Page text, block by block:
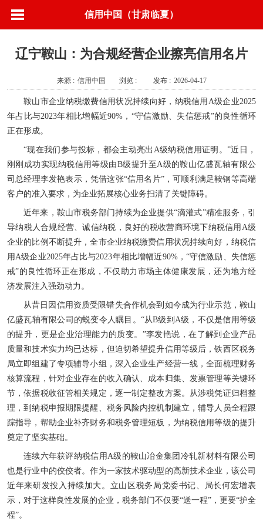
信用中国（甘肃临夏）
辽宁鞍山：为合规经营企业擦亮信用名片
来源 : 信用中国 浏览 : 发布 : 2026-04-17
鞍山市企业纳税缴费信用状况持续向好，纳税信用A级企业2025
年占比与2023年相比增幅近90%，“守信激励、失信惩戒”的良性循环
正在形成。
“现在我们参与投标，都会主动亮出A级纳税信用证明。”近日，
刚刚成功实现纳税信用等级由B级提升至A级的鞍山亿盛瓦轴有限公
司总经理李发艳表示，凭借这张“信用名片”，可顺利满足鞍钢等高端
客户的准入要求，为企业拓展核心业务扫清了关键障碍。
近年来，鞍山市税务部门持续为企业提供“滴灌式”精准服务，引
导纳税人合规经营、诚信纳税，良好的税收营商环境下纳税信用A级
企业的比例不断提升，全市企业纳税缴费信用状况持续向好，纳税信
用A级企业2025年占比与2023年相比增幅近90%，“守信激励、失信惩
戒”的良性循环正在形成，不仅助力市场主体健康发展，还为地方经
济发展注入强劲动力。
从昔日因信用资质受限错失合作机会到如今成为行业示范，鞍山
亿盛瓦轴有限公司的蜕变令人瞩目。“从B级到A级，不仅是信用等级
的提升，更是企业治理能力的质变。”李发艳说，在了解到企业产品
质量和技术实力均已达标，但迫切希望提升信用等级后，铁西区税务
局立即组建了专项辅导小组，深入企业生产经营一线，全面梳理财务
核算流程，针对企业存在的收入确认、成本归集、发票管理等关键环
节，依据税收征管相关规定，逐一制定整改方案。从涉税凭证归档整
理，到纳税申报期限提醒、税务风险内控机制建立，辅导人员全程跟
踪指导，帮助企业补齐财务和税务管理短板，为纳税信用等级的提升
奠定了坚实基础。
连续六年获评纳税信用A级的鞍山冶金集团冷轧新材料有限公司
也是行业中的佼佼者。作为一家技术驱动型的高新技术企业，该公司
近年来研发投入持续加大。立山区税务局党委书记、局长何宏增表
示，对于这样良性发展的企业，税务部门不仅要“送一程”，更要“护全
程”。